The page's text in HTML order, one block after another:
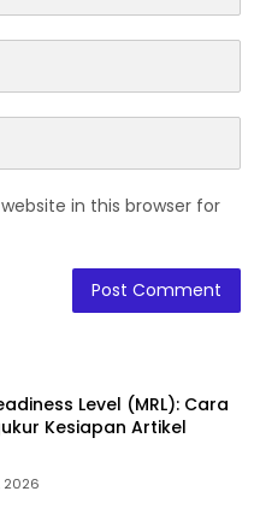
in this browser for
Level (MRL): Cara
Kesiapan Artikel
2026